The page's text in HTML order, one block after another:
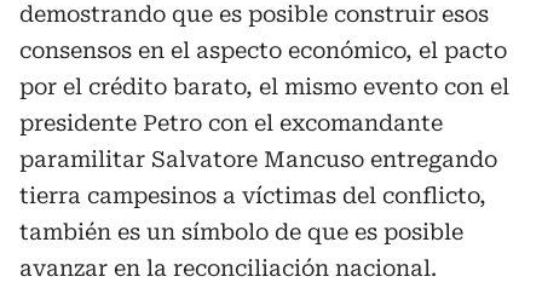
demostrando que es posible construir esos
consensos en el aspecto económico, el pacto
por el crédito barato, el mismo evento con el
presidente Petro con el excomandante
paramilitar Salvatore Mancuso entregando
tierra campesinos a víctimas del conflicto,
también es un símbolo de que es posible
avanzar en la reconciliación nacional.